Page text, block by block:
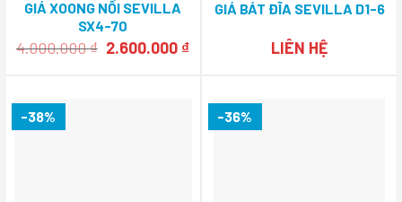
GIÁ XOONG NỒI SEVILLA
SX4-70
4.000.000₫ Giá
2.600.000 ₫Giá
2.600.000 ₫.
GIÁ BÁT ĐĨA SEVILLA D1-6
LIÊN HỆ
-38% -36%